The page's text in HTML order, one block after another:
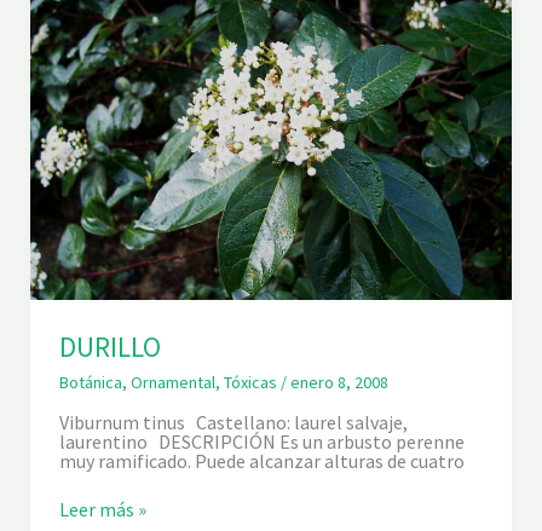
DURILLO
Botánica, Ornamental, Tóxicas /enero 8, 2008
Viburnum tinus Castellano: laurel salvaje,
laurentino DESCRIPCIÓN Es un arbusto perenne
muy ramificado. Puede alcanzar alturas de cuatro
D
Leer más »